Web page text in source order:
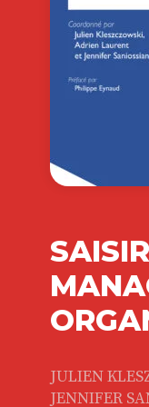
JULIEN
JENNIFER